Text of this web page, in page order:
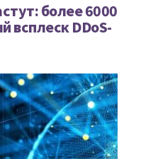
более 6000
всплеск DDoS-